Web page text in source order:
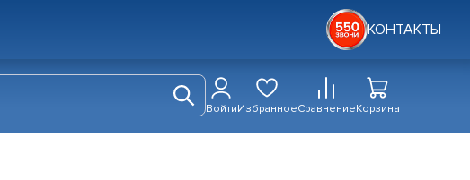
КОНТАКТЫ
ВойтиИзбранноеСравнениеКорзина